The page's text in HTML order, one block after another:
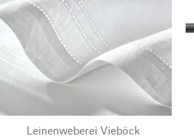
Leinenweberei Vieböck